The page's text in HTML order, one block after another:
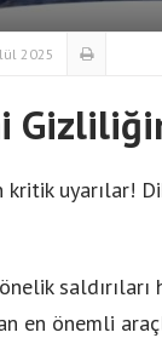
2025
kritik uyarılar!
en önemli